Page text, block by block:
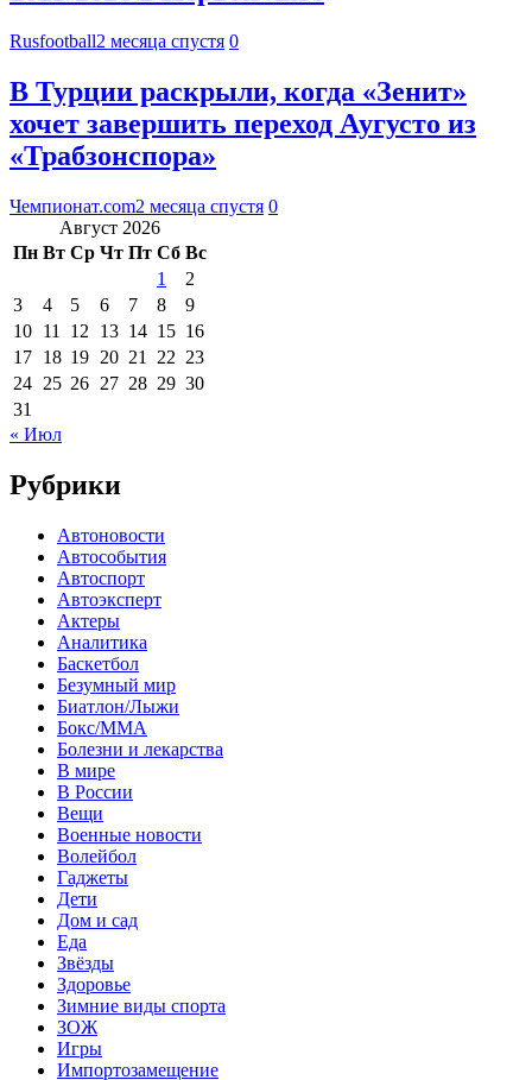
Rusfootball2 месяца спустя 0
В Турции раскрыли, когда «Зенит»
хочет завершить переход Аугусто из
«Трабзонспора»
Чемпионат.com2 месяца спустя 0
Август 2026
Пн Вт Ср Чт Пт Сб Вс
1
2
3
4 5 6 7 8
9
10 11 12 13 14 15 16
17 18 19 20 21 22 23
24 25 26 27 28 29 30
31
« Июл
Рубрики
Автоновости
Автособытия
Автоспорт
Автоэксперт
Актеры
Аналитика
Баскетбол
Безумный мир
Биатлон/Лыжи
Бокс/MMA
Болезни и лекарства
В мире
В России
Вещи
Военные новости
Волейбол
Гаджеты
Дети
Дом и сад
Еда
Звёзды
Здоровье
Зимние виды спорта
ЗОЖ
Игры
Импортозамещение